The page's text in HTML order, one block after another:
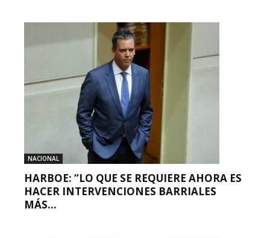
NACIONAL
HARBOE: “LO QUE SE REQUIERE AHORA ES
HACER INTERVENCIONES BARRIALES
MÁS...